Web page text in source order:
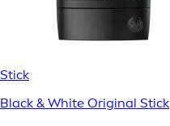
Stick
Black & White Original Stick